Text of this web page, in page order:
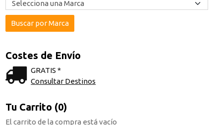
Costes de Envío
GRATIS *
Consultar Destinos
Tu Carrito (0)
El carrito de la compra está vacío